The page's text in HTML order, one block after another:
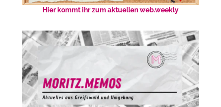
Hier kommt ihr zum aktuellen web.weekly